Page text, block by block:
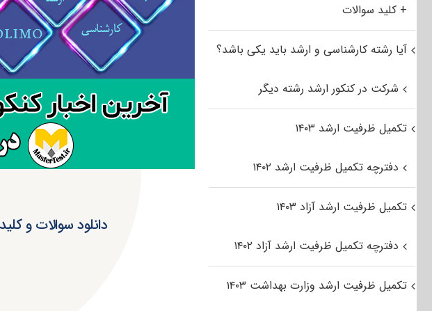
دانلود سوالات و کلید کنکور ارشد
+ کلید سوالات
آیا رشته کارشناسی و ارشد باید یکی باشد؟
شرکت در کنکور ارشد رشته دیگر
تکمیل ظرفیت ارشد ۱۴۰۳
دفترچه تکمیل ظرفیت ارشد ۱۴۰۲
تکمیل ظرفیت ارشد آزاد ۱۴۰۳
دفترچه تکمیل ظرفیت ارشد آزاد ۱۴۰۲
تکمیل ظرفیت ارشد وزارت بهداشت ۱۴۰۳